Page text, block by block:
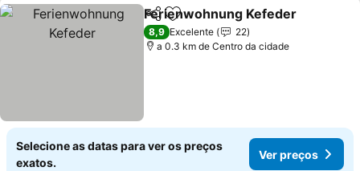
PartilharAdicionar aos favoritos
Ferienwohnung Kefeder
8,9 Excelente
22
a 0.3 km de Centro da cidade
Selecione as datas para ver os preços
exatos.
Ver preços